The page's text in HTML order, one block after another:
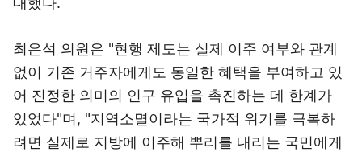
최은석 의원은 "현행 제도는 실제 이주 여부와 관계
없이 기존 거주자에게도 동일한 혜택을 부여하고 있
어 진정한 의미의 인구 유입을 촉진하는 데 한계가
있었다"며, "지역소멸이라는 국가적 위기를 극복하
려면 실제로 지방에 이주해 뿌리를 내리는 국민에게